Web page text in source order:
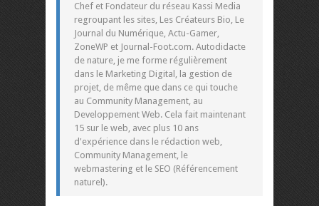
Chef et Fondateur du réseau Kassi Media
regroupant les sites, Les Créateurs Bio, Le
Journal du Numérique, Actu-Gamer,
ZoneWP et Journal-Foot.com. Autodidacte
de nature, je me forme régulièrement
dans le Marketing Digital, la gestion de
projet, de même que dans ce qui touche
au Community Management, au
Developpement Web. Cela fait maintenant
15 sur le web, avec plus 10 ans
d'expérience dans le rédaction web,
Community Management, le
webmastering et le SEO (Référencement
naturel).